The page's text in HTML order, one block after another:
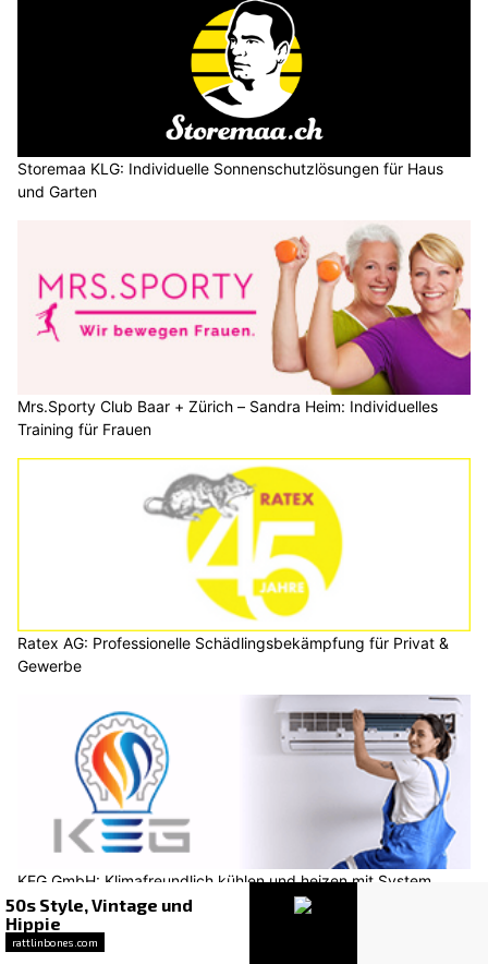
Storemaa KLG: Individuelle Sonnenschutzlösungen für Haus
und Garten
Mrs.Sporty Club Baar + Zürich – Sandra Heim: Individuelles
Training für Frauen
Ratex AG: Professionelle Schädlingsbekämpfung für Privat &
Gewerbe
KEG GmbH: Klimafreundlich kühlen und heizen mit System